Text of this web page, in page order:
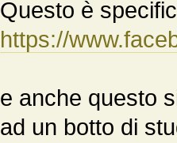
Questo è
https://
e anche questo
ad un botto di